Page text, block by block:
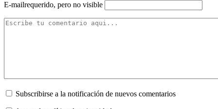
E-mailrequerido, pero no visible
Subscribirse a la notificación de nuevos comentarios